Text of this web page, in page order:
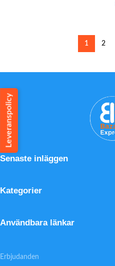
1 2
Senaste inläggen
Kategorier
Användbara länkar
Erbjudanden
Leveranspolicy